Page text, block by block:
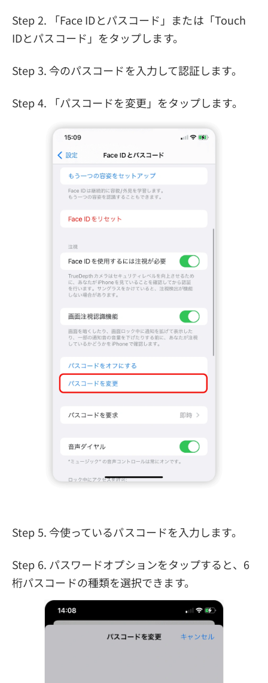
Step 2. 「Face IDとパスコード」または「Touch
IDとパスコード」をタップします。
Step 3. 今のパスコードを入力して認証します。
Step 4. 「パスコードを変更」をタップします。
Step 5. 今使っているパスコードを入力します。
Step 6. パスワードオプションをタップすると、6
桁パスコードの種類を選択できます。